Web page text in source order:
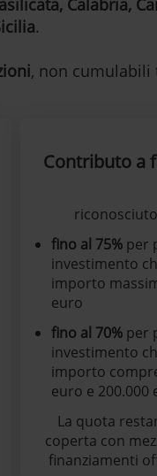
Calabria,
.
, non cumulabili
Contributo a
fino al 75% per
investimento
importo
euro
fino al 70% per
investimento
importo
euro e 200.000
La quota
coperta con
finanziamenti